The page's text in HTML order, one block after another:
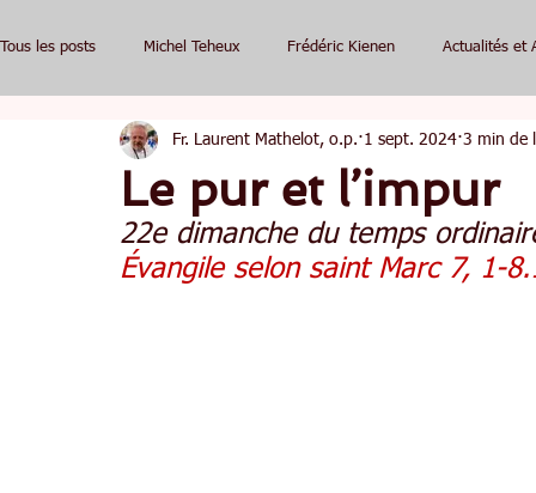
Tous les posts Michel Teheux Frédéric Kienen Actualités et
Le pur et l’impur
Fr. Laurent Mathelot, o.p. 1 sept. 2024 3 min de
22e dimanche du temps
Évangile selon saint Marc 7, 1-